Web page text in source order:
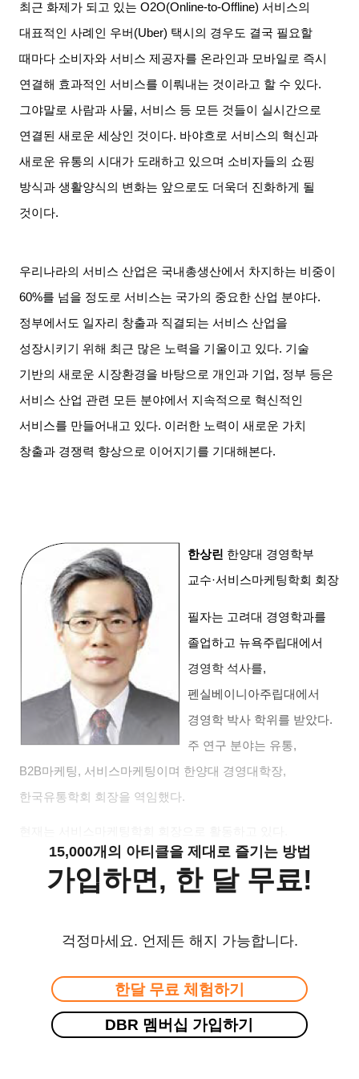
최근 화제가 되고 있는 O2O(Online-to-Offline)서비스의
대표적인 사례인 우버 (Uber) 택시의 경우도 결국 필요할
때마다 소비자와 서비스 제공자를 온라인과 모바일로 즉시
연결해 효과적인 서비스를 이뤄내는 것이라고 할 수 있다.
그야말로 사람과 사물,서비스 등 모든 것들이 실시간으로
연결된 새로운 세상인 것이다. 바야흐로 서비스의 혁신과
새로운 유통의 시대가 도래하고 있으며 소비자들의 쇼핑
방식과 생활양식의 변화는 앞으로도 더욱더 진화하게 될
것이다.
우리나라의 서비스 산업은 국내총생산에서 차지하는 비중이
60%를 넘을 정도로 서비스는 국가의 중요한 산업 분야다.
정부에서도 일자리 창출과 직결되는 서비스 산업을
성장시키기 위해 최근 많은 노력을 기울이고 있다. 기술
기반의 새로운 시장환경을 바탕으로 개인과 기업, 정부 등은
서비스 산업 관련 모든 분야에서 지속적으로 혁신적인
서비스를 만들어내고 있다. 이러한 노력이 새로운 가치
창출과 경쟁력 향상으로 이어지기를 기대해본다.
한상린 한양대 경영학부
교수·서비스마케팅학회 회장
필자는 고려대 경영학과를
졸업하고 뉴욕주립대에서
경영학 석사를,
펜실베이니아주립대에서
경영학 박사 학위를 받았다.
주 연구 분야는 유통,
B2B마케팅, 서비스마케팅이며 한양대 경영대학장,
한국유통학회 회장을 역임했다.
15,000개의 아티클을 제대로 즐기는 방법
가입하면, 한 달 무료!
걱정마세요. 언제든 해지 가능합니다.
한달 무료 체험하기
DBR 멤버십 가입하기